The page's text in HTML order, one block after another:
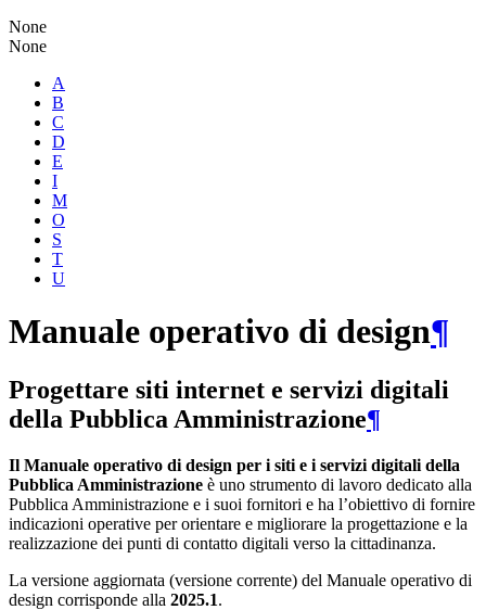
None
None
A
B
C
D
E
I
M
O
S
T
U
Manuale operativo di design¶
Progettare siti internet e servizi digitali
della Pubblica Amministrazione¶
Il Manuale operativo di design per i siti e i servizi digitali della
Pubblica Amministrazione è uno strumento di lavoro dedicato alla
Pubblica Amministrazione e i suoi fornitori e ha l’obiettivo di fornire
indicazioni operative per orientare e migliorare la progettazione e la
realizzazione dei punti di contatto digitali verso la cittadinanza.
La versione aggiornata (versione corrente) del Manuale operativo di
design corrisponde alla 2025.1.